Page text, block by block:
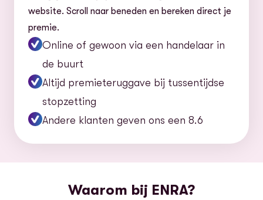
website. Scroll naar beneden en bereken direct je
premie.
Online of gewoon via een handelaar in
de buurt
Altijd premieteruggave bij tussentijdse
stopzetting
Andere klanten geven ons een 8.6
Waarom bij ENRA?